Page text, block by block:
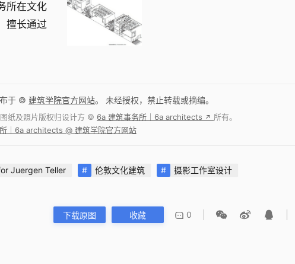
所在文化
擅长通过
于 © 建筑学院官方网站。 未经授权，禁止转载或摘编。
纸及照片版权归设计方 © 6a 建筑事务所｜6a architects ↗ 所有。
｜6a architects @ 建筑学院官方网站
Juergen Teller 伦敦文化建筑 摄影工作室设计
下载原图 收藏 0